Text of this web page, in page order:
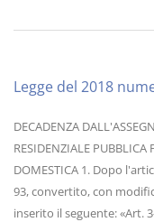
Legge del 2018
DECADENZA
RESIDENZIALE
DOMESTICA 1. Dopo
93, convertito, con
inserito il seguente: «Art.